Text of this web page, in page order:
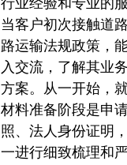
行业经验和专业的
当客户初次接触道
路运输法规政策，
入交流，了解其业
方案。从一开始，
材料准备阶段是申
照 、法人身份证明
一进行细致梳理和